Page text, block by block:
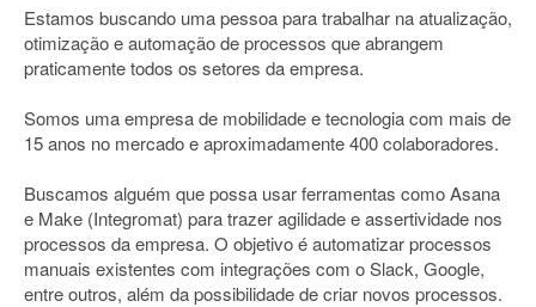
Estamos buscando uma pessoa para trabalhar na atualização,
otimização e automação de processos que abrangem
praticamente todos os setores da empresa.
Somos uma empresa de mobilidade e tecnologia com mais de
15 anos no mercado e aproximadamente 400 colaboradores.
Buscamos alguém que possa usar ferramentas como Asana
e Make (Integromat) para trazer agilidade e assertividade nos
processos da empresa. O objetivo é automatizar processos
manuais existentes com integrações com o Slack, Google,
entre outros, além da possibilidade de criar novos processos.